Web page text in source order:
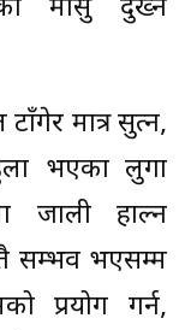
मासु दुख्ने
मात्र सुत्न,
भएका लुगा
जाली हाल्न
सम्भव भएसम्म
प्रयोग गर्न,